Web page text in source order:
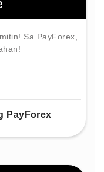
Sa PayForex,
PayForex